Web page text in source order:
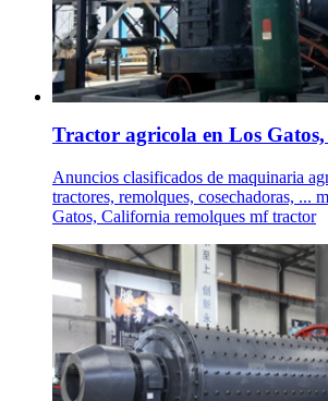
Tractor agricola en Los
Anuncios clasificados de maquinaria
tractores, remolques, cosechadoras, ...
Gatos, California remolques mf tractor